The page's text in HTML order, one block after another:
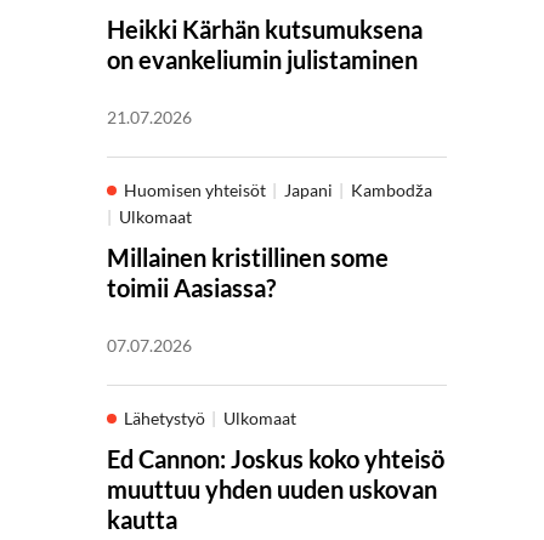
Heikki Kärhän kutsumuksena
on evankeliumin julistaminen
21.07.2026
Huomisen yhteisöt Japani
Kambodža
Ulkomaat
Millainen kristillinen some
toimii Aasiassa?
07.07.2026
Lähetystyö Ulkomaat
Ed Cannon: Joskus koko yhteisö
muuttuu yhden uuden uskovan
kautta